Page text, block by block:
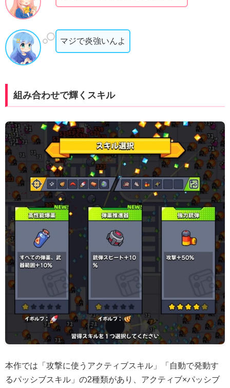
マジで炎強いんよ
組み合わせで輝くスキル
本作では「攻撃に使うアクティブスキル」「自動で発動す
るパッシブスキル」の2種類があり、アクティブ×パッシブ